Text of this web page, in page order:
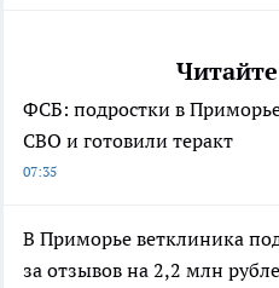
ФСБ: подростки в
СВО и готовили теракт
07:35
В Приморье ветклиника
за отзывов на 2,2 млн